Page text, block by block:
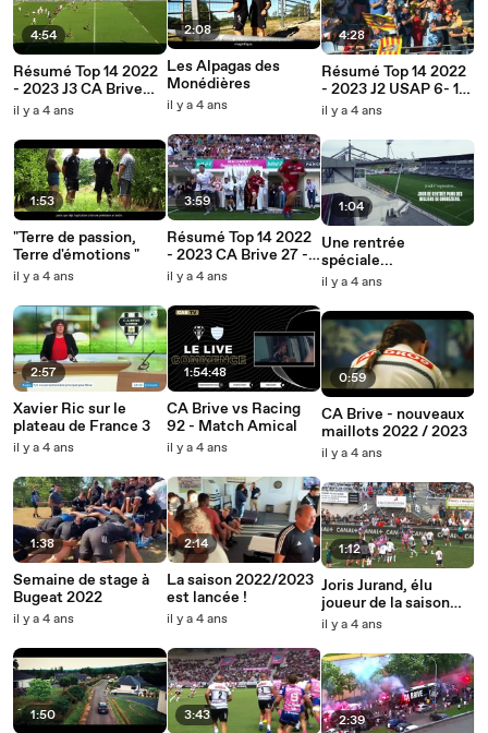
4:54
Résumé Top 14 2022
- 2023 J3 CA Brive
26- 31 Montpellier
il y a 4 ans
1:53
"Terre de passion,
Terre d'émotions "
il y a 4 ans
2:57
Xavier Ric sur le
plateau de France 3
il y a 4 ans
1:38
Semaine de stage à
Bugeat 2022
il y a 4 ans
1:50
2:08
Les Alpagas des
Monédières
il y a 4 ans
3:59
Résumé Top 14 2022
- 2023 CA Brive 27 -
31 LOU Rugby
il y a 4 ans
1:54:48
CA Brive vs Racing
92 - Match Amical
il y a 4 ans
2:14
La saison 2022/2023
est lancée !
il y a 4 ans
3:43
4:28
Résumé Top 14 2022
- 2023 J2 USAP 6- 17
CA Brive
il y a 4 ans
1:04
Une rentrée
spéciale...
il y a 4 ans
0:59
CA Brive - nouveaux
maillots 2022 / 2023
il y a 4 ans
1:12
Joris Jurand, élu
joueur de la saison
21/22
il y a 4 ans
2:39